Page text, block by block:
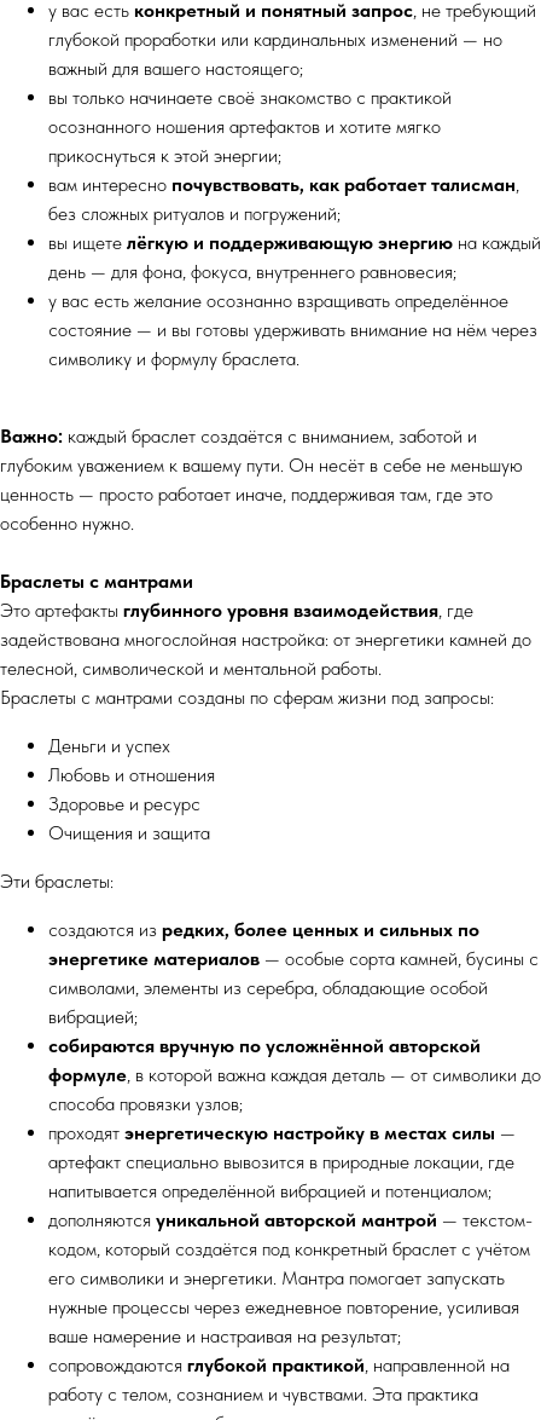
у вас есть конкретный и понятный запрос, не требующий
глубокой проработки или кардинальных изменений — но
важный для вашего настоящего;
вы только начинаете своё знакомство с практикой
осознанного ношения артефактов и хотите мягко
прикоснуться к этой энергии;
вам интересно почувствовать, как работает талисман,
без сложных ритуалов и погружений;
вы ищете лёгкую и поддерживающую энергию на каждый
день — для фона, фокуса, внутреннего равновесия;
у вас есть желание осознанно взращивать определённое
состояние — и вы готовы удерживать внимание на нём через
символику и формулу браслета.
Важно: каждый браслет создаётся с вниманием, заботой и
глубоким уважением к вашему пути. Он несёт в себе не меньшую
ценность — просто работает иначе, поддерживая там, где это
особенно нужно.
Браслеты с мантрами
Это артефакты глубинного уровня взаимодействия, где
задействована многослойная настройка: от энергетики камней до
телесной, символической и ментальной работы.
Браслеты с мантрами созданы по сферам жизни под запросы:
Деньги и успех
Любовь и отношения
Здоровье и ресурс
Очищения и защита
Эти браслеты:
создаются из редких, более ценных и сильных по
энергетике материалов — особые сорта камней, бусины с
символами, элементы из серебра, обладающие особой
вибрацией;
собираются вручную по усложнённой авторской
формуле, в которой важна каждая деталь — от символики до
способа провязки узлов;
проходят энергетическую настройку в местах силы —
артефакт специально вывозится в природные локации, где
напитывается определённой вибрацией и потенциалом;
дополняются уникальной авторской мантрой — текстом-
кодом, который создаётся под конкретный браслет с учётом
его символики и энергетики. Мантра помогает запускать
нужные процессы через ежедневное повторение, усиливая
ваше намерение и настраивая на результат;
сопровождаются глубокой практикой, направленной на
работу с телом, сознанием и чувствами. Эта практика